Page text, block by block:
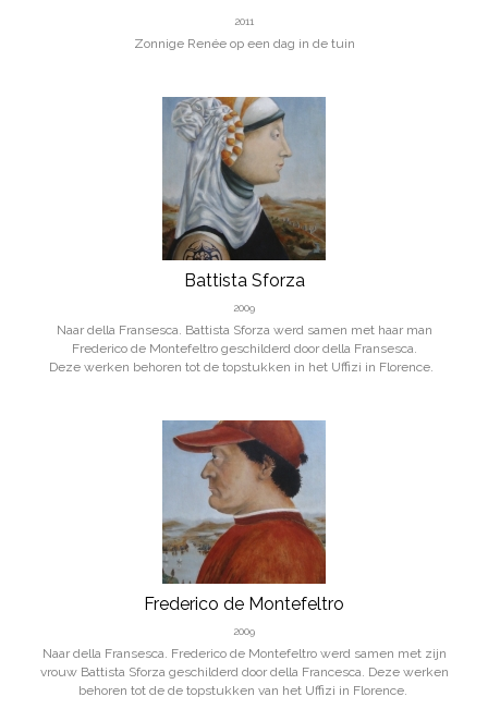
2011
Zonnige Renée op een dag in de tuin
Battista Sforza
2009
Naar della Fransesca. Battista Sforza werd samen met haar man
Frederico de Montefeltro geschilderd door della Fransesca.
Deze werken behoren tot de topstukken in het Uffizi in Florence.
Frederico de Montefeltro
2009
Naar della Fransesca. Frederico de Montefeltro werd samen met zijn
vrouw Battista Sforza geschilderd door della Francesca. Deze werken
behoren tot de de topstukken van het Uffizi in Florence.